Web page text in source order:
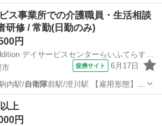
ハーネス
ス事業所での介護職員・生活相談
研修 / 常勤(日勤のみ)
円
株式会社Addition デイサービスセンターらいふてらす川沿
市
提携サイト 6月17日
真駒内駅/自衛隊前駅/澄川駅 【雇用形態】常
上
円